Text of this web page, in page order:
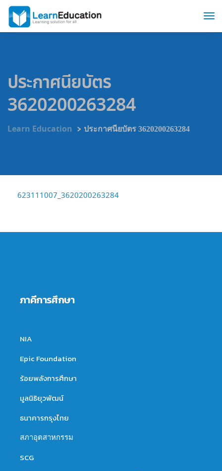
ประกาศนียบัตร
3620200263284
Learn Education > ประกาศนียบัตร 3620200263284
623111007_3620200263284
ภาคีการศึกษา
NIA
Epic Foundation
ร้อยพลังการศึกษา
มูลนิธิยุวพัฒน์
ธนาคารกรุงไทย
สภาอุตสาหกรรม
SCG